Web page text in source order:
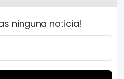
ninguna noticia!